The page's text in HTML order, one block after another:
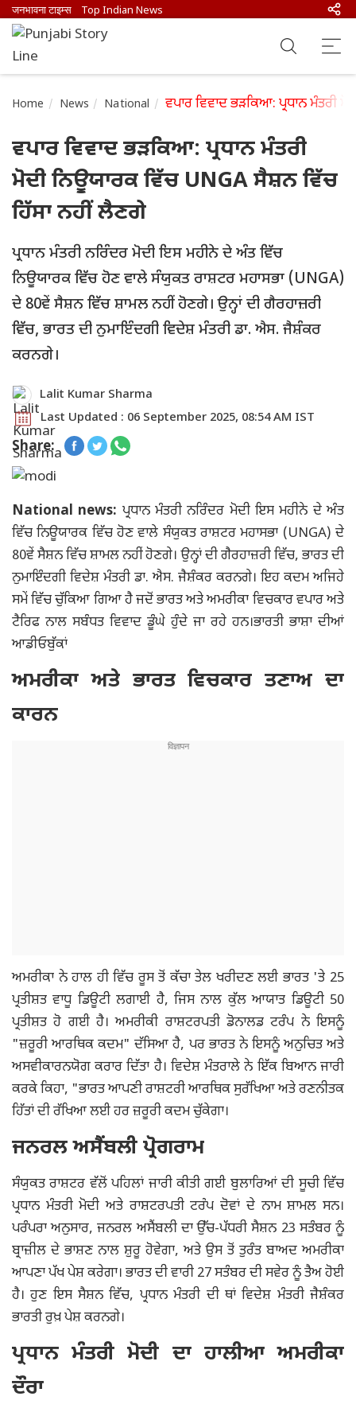
जनभावना टाइम्स Top Indian News
Home News National ਵਪਾਰ ਵਿਵਾਦ ਭੜਕਿਆ: ਪ੍ਰਧਾਨ ਮੰਤਰੀ
ਵਪਾਰ ਵਿਵਾਦ ਭੜਕਿਆ: ਪ੍ਰਧਾਨ ਮੰਤਰੀ
ਮੋਦੀ ਨਿਊਯਾਰਕ ਵਿੱਚ UNGA ਸੈਸ਼ਨ ਵਿੱਚ
ਹਿੱਸਾ ਨਹੀਂ ਲੈਣਗੇ
ਪ੍ਰਧਾਨ ਮੰਤਰੀ ਨਰਿੰਦਰ ਮੋਦੀ ਇਸ ਮਹੀਨੇ ਦੇ ਅੰਤ ਵਿੱਚ
ਨਿਊਯਾਰਕ ਵਿੱਚ ਹੋਣ ਵਾਲੇ ਸੰਯੁਕਤ ਰਾਸ਼ਟਰ ਮਹਾਸਭਾ (UNGA)
ਦੇ 80ਵੇਂ ਸੈਸ਼ਨ ਵਿੱਚ ਸ਼ਾਮਲ ਨਹੀਂ ਹੋਣਗੇ। ਉਨ੍ਹਾਂ ਦੀ ਗੈਰਹਾਜ਼ਰੀ
ਵਿੱਚ, ਭਾਰਤ ਦੀ ਨੁਮਾਇੰਦਗੀ ਵਿਦੇਸ਼ ਮੰਤਰੀ ਡਾ. ਐਸ. ਜੈਸ਼ੰਕਰ
ਕਰਨਗੇ।
Lalit Kumar Sharma
Last Updated : 06 September 2025, 08:54 AM IST
Share:
National news: ਪ੍ਰਧਾਨ ਮੰਤਰੀ ਨਰਿੰਦਰ ਮੋਦੀ ਇਸ ਮਹੀਨੇ ਦੇ ਅੰਤ
ਵਿੱਚ ਨਿਊਯਾਰਕ ਵਿੱਚ ਹੋਣ ਵਾਲੇ ਸੰਯੁਕਤ ਰਾਸ਼ਟਰ ਮਹਾਸਭਾ (UNGA) ਦੇ
80ਵੇਂ ਸੈਸ਼ਨ ਵਿੱਚ ਸ਼ਾਮਲ ਨਹੀਂ ਹੋਣਗੇ। ਉਨ੍ਹਾਂ ਦੀ ਗੈਰਹਾਜ਼ਰੀ ਵਿੱਚ, ਭਾਰਤ ਦੀ
ਨੁਮਾਇੰਦਗੀ ਵਿਦੇਸ਼ ਮੰਤਰੀ ਡਾ. ਐਸ. ਜੈਸ਼ੰਕਰ ਕਰਨਗੇ। ਇਹ ਕਦਮ ਅਜਿਹੇ
ਸਮੇਂ ਵਿੱਚ ਚੁੱਕਿਆ ਗਿਆ ਹੈ ਜਦੋਂ ਭਾਰਤ ਅਤੇ ਅਮਰੀਕਾ ਵਿਚਕਾਰ ਵਪਾਰ ਅਤੇ
ਟੈਰਿਫ ਨਾਲ ਸਬੰਧਤ ਵਿਵਾਦ ਡੂੰਘੇ ਹੁੰਦੇ ਜਾ ਰਹੇ ਹਨ।ਭਾਰਤੀ ਭਾਸ਼ਾ ਦੀਆਂ
ਆਡੀਓਬੁੱਕਾਂ
ਅਮਰੀਕਾ ਅਤੇ ਭਾਰਤ ਵਿਚਕਾਰ ਤਣਾਅ ਦਾ
ਕਾਰਨ
ਅਮਰੀਕਾ ਨੇ ਹਾਲ ਹੀ ਵਿੱਚ ਰੂਸ ਤੋਂ ਕੱਚਾ ਤੇਲ ਖਰੀਦਣ ਲਈ ਭਾਰਤ 'ਤੇ 25
ਪ੍ਰਤੀਸ਼ਤ ਵਾਧੂ ਡਿਊਟੀ ਲਗਾਈ ਹੈ, ਜਿਸ ਨਾਲ ਕੁੱਲ ਆਯਾਤ ਡਿਊਟੀ 50
ਪ੍ਰਤੀਸ਼ਤ ਹੋ ਗਈ ਹੈ। ਅਮਰੀਕੀ ਰਾਸ਼ਟਰਪਤੀ ਡੋਨਾਲਡ ਟਰੰਪ ਨੇ ਇਸਨੂੰ
"ਜ਼ਰੂਰੀ ਆਰਥਿਕ ਕਦਮ" ਦੱਸਿਆ ਹੈ, ਪਰ ਭਾਰਤ ਨੇ ਇਸਨੂੰ ਅਨੁਚਿਤ ਅਤੇ
ਅਸਵੀਕਾਰਨਯੋਗ ਕਰਾਰ ਦਿੱਤਾ ਹੈ। ਵਿਦੇਸ਼ ਮੰਤਰਾਲੇ ਨੇ ਇੱਕ ਬਿਆਨ ਜਾਰੀ
ਕਰਕੇ ਕਿਹਾ, "ਭਾਰਤ ਆਪਣੀ ਰਾਸ਼ਟਰੀ ਆਰਥਿਕ ਸੁਰੱਖਿਆ ਅਤੇ ਰਣਨੀਤਕ
ਹਿੱਤਾਂ ਦੀ ਰੱਖਿਆ ਲਈ ਹਰ ਜ਼ਰੂਰੀ ਕਦਮ ਚੁੱਕੇਗਾ।
ਜਨਰਲ ਅਸੈਂਬਲੀ ਪ੍ਰੋਗਰਾਮ
ਸੰਯੁਕਤ ਰਾਸ਼ਟਰ ਵੱਲੋਂ ਪਹਿਲਾਂ ਜਾਰੀ ਕੀਤੀ ਗਈ ਬੁਲਾਰਿਆਂ ਦੀ ਸੂਚੀ ਵਿੱਚ
ਪ੍ਰਧਾਨ ਮੰਤਰੀ ਮੋਦੀ ਅਤੇ ਰਾਸ਼ਟਰਪਤੀ ਟਰੰਪ ਦੋਵਾਂ ਦੇ ਨਾਮ ਸ਼ਾਮਲ ਸਨ।
ਪਰੰਪਰਾ ਅਨੁਸਾਰ, ਜਨਰਲ ਅਸੈਂਬਲੀ ਦਾ ਉੱਚ-ਪੱਧਰੀ ਸੈਸ਼ਨ 23 ਸਤੰਬਰ ਨੂੰ
ਬ੍ਰਾਜ਼ੀਲ ਦੇ ਭਾਸ਼ਣ ਨਾਲ ਸ਼ੁਰੂ ਹੋਵੇਗਾ, ਅਤੇ ਉਸ ਤੋਂ ਤੁਰੰਤ ਬਾਅਦ ਅਮਰੀਕਾ
ਆਪਣਾ ਪੱਖ ਪੇਸ਼ ਕਰੇਗਾ। ਭਾਰਤ ਦੀ ਵਾਰੀ 27 ਸਤੰਬਰ ਦੀ ਸਵੇਰ ਨੂੰ ਤੈਅ ਹੋਈ
ਹੈ। ਹੁਣ ਇਸ ਸੈਸ਼ਨ ਵਿੱਚ, ਪ੍ਰਧਾਨ ਮੰਤਰੀ ਦੀ ਥਾਂ ਵਿਦੇਸ਼ ਮੰਤਰੀ ਜੈਸ਼ੰਕਰ
ਭਾਰਤੀ ਰੁਖ਼ ਪੇਸ਼ ਕਰਨਗੇ।
ਪ੍ਰਧਾਨ ਮੰਤਰੀ ਮੋਦੀ ਦਾ ਹਾਲੀਆ ਅਮਰੀਕਾ
ਦੌਰਾ